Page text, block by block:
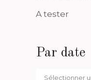
A tester
Par date
Par